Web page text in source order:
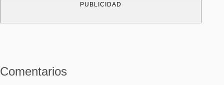
PUBLICIDAD
Comentarios